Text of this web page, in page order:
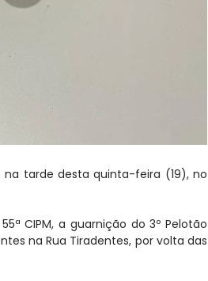
tarde desta quinta-feira (19), no
CIPM, a guarnição do 3º Pelotão
na Rua Tiradentes, por volta das